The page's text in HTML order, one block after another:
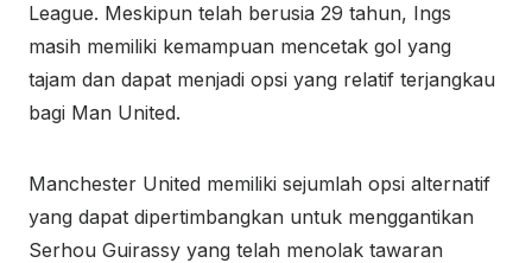
League. Meskipun telah berusia 29 tahun, Ings
masih memiliki kemampuan mencetak gol yang
tajam dan dapat menjadi opsi yang relatif terjangkau
bagi Man United.
Manchester United memiliki sejumlah opsi alternatif
yang dapat dipertimbangkan untuk menggantikan
Serhou Guirassy yang telah menolak tawaran